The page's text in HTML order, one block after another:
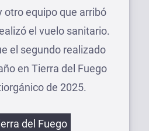
otro equipo que arribó
el vuelo sanitario.
el segundo realizado
en Tierra del Fuego
de 2025.
del Fuego